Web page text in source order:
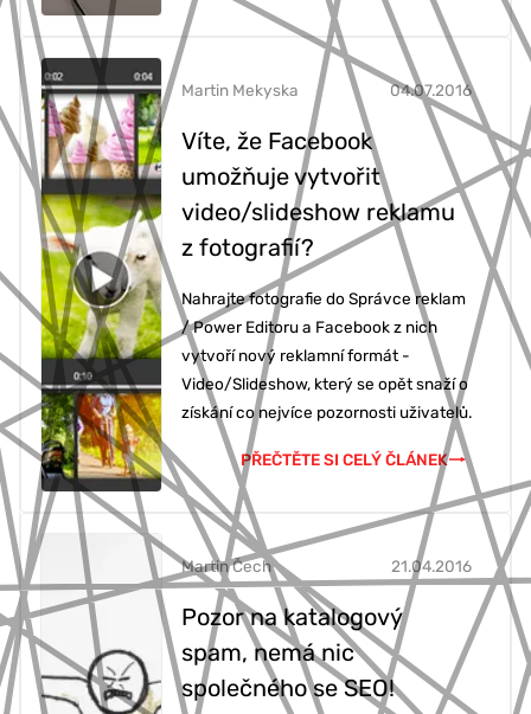
Víte, že Facebook
umožňuje vytvořit
video/slideshow reklamu
z fotografií?
04.07.2016
Martin Mekyska
Nahrajte fotografie do Správce reklam
/ Power Editoru a Facebook z nich
vytvoří nový reklamní formát -
Video/Slideshow, který se opět snaží o
získání co nejvíce pozornosti uživatelů.
PŘEČTĚTE SI CELÝ ČLÁNEK
Pozor na katalogový
spam, nemá nic
společného se SEO!
21.04.2016
Martin Čech